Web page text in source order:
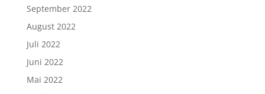
September 2022
August 2022
Juli 2022
Juni 2022
Mai 2022